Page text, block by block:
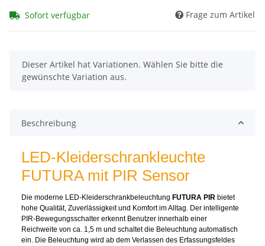
Sofort verfügbar Frage zum Artikel
x
Dieser Artikel hat Variationen. Wählen Sie bitte die
gewünschte Variation aus.
Beschreibung
LED-Kleiderschrankleuchte
FUTURA mit PIR Sensor
Die moderne LED-Kleiderschrankbeleuchtung FUTURA PIR bietet
hohe Qualität, Zuverlässigkeit und Komfort im Alltag. Der intelligente
PIR-Bewegungsschalter erkennt Benutzer innerhalb einer
Reichweite von ca. 1,5 m und schaltet die Beleuchtung automatisch
ein. Die Beleuchtung wird ab dem Verlassen des Erfassungsfeldes